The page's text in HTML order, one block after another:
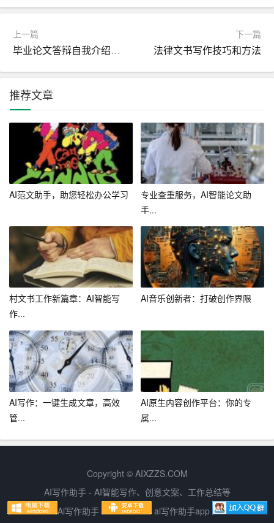
用户可以根据自己的需求选择合适的格式进行保存或输
出。此外，工具还支持一键导出至剪贴板，方便用户在其
他平台或应用程序中进行分享和发布。
六、持续更新
AI写作工具会根据市场需求和用户反馈，不断进行功能优
化和升级，以满足用户的写作需求。我们致力于为用户提
供最佳的使用体验，让写作变得更加简单、快乐。
总之，AI写作工具作为一款人工智能助手，旨在帮助用户
克服写作难题，提高写作效率，让创作变得更加自由。通
过丰富的素材库、智能推荐、语言优化等功能，用户可以
轻松地完成写作任务，打造出高质量的文章。让我们携手A
I写作工具，共同迈向更加美好的写作生活！
上一篇
毕业论文答辩自我介绍通用模板
下一篇
法律文书写作技巧和方法
推荐文章
AI范文助手，助您轻松办公学习
专业查重服务，AI智能论文助
手...
村文书工作新篇章：AI智能写
作...
AI音乐创新者：打破创作界限
AI写作：一键生成文章，高效
管...
AI原生内容创作平台：你的专
属...
Copyright © AIXZZS.COM
AI写作助手 - AI智能写作、创意文案、工作总结等
Ai写作助手
ai写作助手app